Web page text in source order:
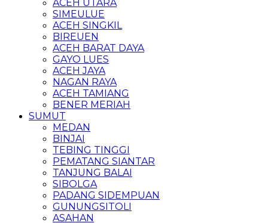
ACEH UTARA
SIMEULUE
ACEH SINGKIL
BIREUEN
ACEH BARAT DAYA
GAYO LUES
ACEH JAYA
NAGAN RAYA
ACEH TAMIANG
BENER MERIAH
SUMUT
MEDAN
BINJAI
TEBING TINGGI
PEMATANG SIANTAR
TANJUNG BALAI
SIBOLGA
PADANG SIDEMPUAN
GUNUNGSITOLI
ASAHAN